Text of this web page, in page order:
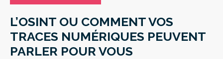
L’OSINT OU COMMENT VOS
TRACES NUMÉRIQUES PEUVENT
PARLER POUR VOUS